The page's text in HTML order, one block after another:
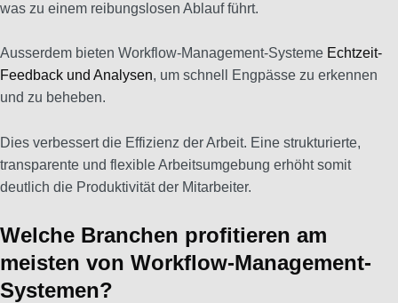
was zu einem reibungslosen Ablauf führt.
Ausserdem bieten Workflow-Management-Systeme Echtzeit-
Feedback und Analysen, um schnell Engpässe zu erkennen
und zu beheben.
Dies verbessert die Effizienz der Arbeit. Eine strukturierte,
transparente und flexible Arbeitsumgebung erhöht somit
deutlich die Produktivität der Mitarbeiter.
Welche Branchen profitieren am
meisten von Workflow-Management-
Systemen?